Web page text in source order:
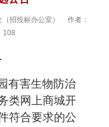
招投标办公室）
作者：
108
有害生物防治
类网上商城开
符合要求的公